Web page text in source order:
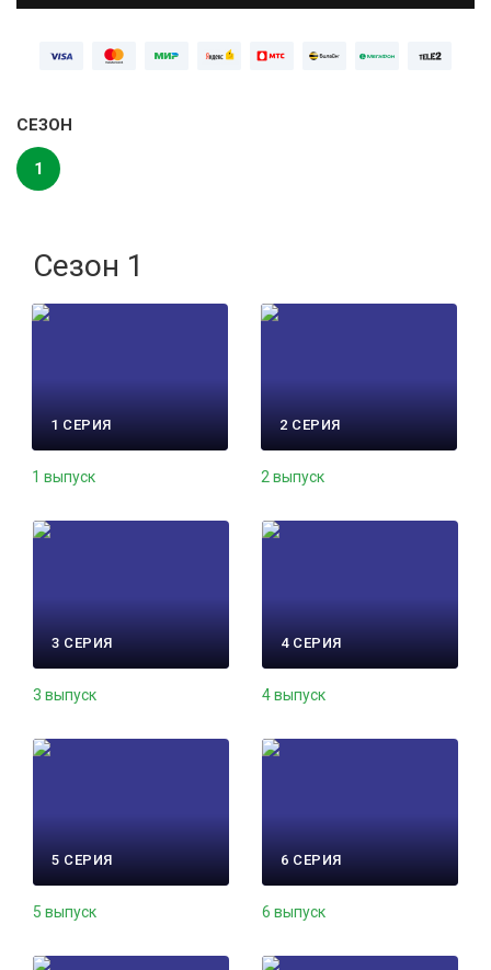
СЕЗОН
1
Сезон 1
1 СЕРИЯ
1 выпуск
2 СЕРИЯ
2 выпуск
3 СЕРИЯ
3 выпуск
4 СЕРИЯ
4 выпуск
5 СЕРИЯ
5 выпуск
6 СЕРИЯ
6 выпуск